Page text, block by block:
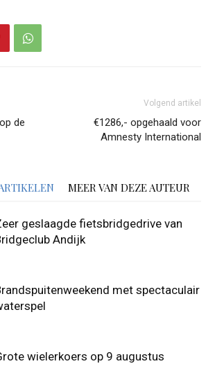
de
Volgend artikel
€1286,- opgehaald voor
Amnesty International
MEER VAN DEZE AUTEUR
geslaagde fietsbridgedrive van
Andijk
met spectaculair
wielerkoers op 9 augustus